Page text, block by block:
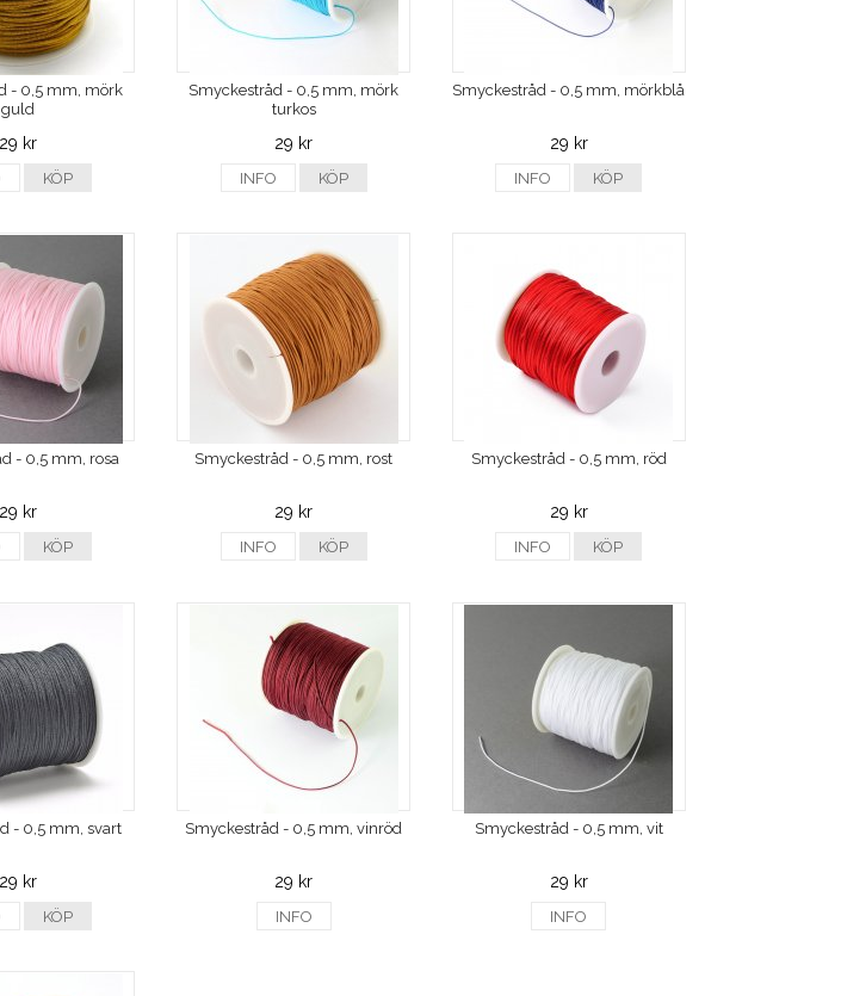
- 0,5 mm, mörk
guld
29 kr
KÖP
Smyckestråd - 0,5 mm, mörk
turkos
29 kr
INFO KÖP
Smyckestråd - 0,5 mm, mörkblå
29 kr
INFO KÖP
- 0,5 mm, rosa
29 kr
KÖP
Smyckestråd - 0,5 mm, rost
29 kr
INFO KÖP
Smyckestråd - 0,5 mm, röd
29 kr
INFO KÖP
- 0,5 mm, svart
29 kr
KÖP
Smyckestråd - 0,5 mm, vinröd
29 kr
INFO
Smyckestråd - 0,5 mm, vit
29 kr
INFO